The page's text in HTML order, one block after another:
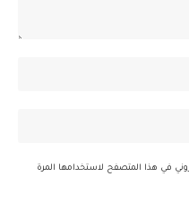
في هذا المتصفح لاستخدامها المرة